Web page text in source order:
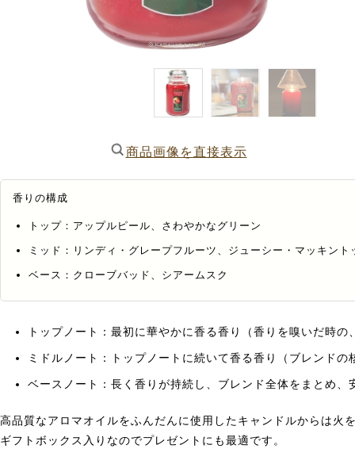
商品画像を直接表示
香りの構成
トップ：アップルピール、さわやかなグリーン
ミッド：リンディ・グレープフルーツ、ジューシー・マッキント
ベース：クローブバッド、シアームスク
トップノート：最初に華やかに香る香り（香りを嗅いだ時
ミドルノート：トップノートに続いて香る香り（ブレンドの
ベースノート：長く香りが持続し、ブレンド全体をまとめ、
高品質なアロマオイルをふんだんに使用したキャンドルからは
ギフトボックス入りなのでプレゼントにも最適です。